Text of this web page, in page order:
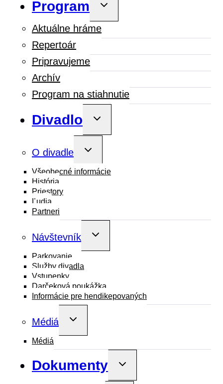
Program
Toggle
menu
Aktuálne hráme
Repertoár
Pripravujeme
Archív
Program na stiahnutie
Divadlo
Toggle
menu
O divadle
Toggle
Všeobecné informácie
História
Priestory
Ľudia
Partneri
Návštevník
Toggle
menu
Parkovanie
Služby divadla
Vstupenky
Darčeková poukážka
Informácie pre hendikepovaných
Médiá
Toggle
menu
Médiá
Dokumenty
Toggle
menu